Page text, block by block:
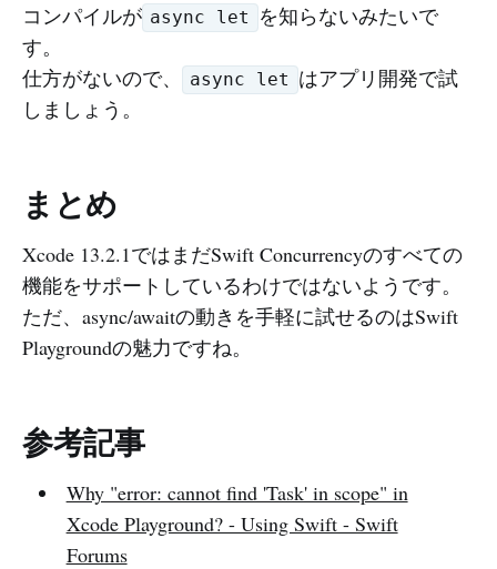
コンパイルが async let
を知らないみたいで
す。
仕方がないので、
async let はアプリ開発で試
しましょう。
まとめ
Xcode 13.2.1ではまだSwift Concurrencyのすべての
機能をサポートしているわけではないようです。
ただ、async/awaitの動きを手軽に試せるのはSwift
Playgroundの魅力ですね。
参考記事
Why "error: cannot find 'Task' in scope" in
Xcode Playground? - Using Swift - Swift
Forums